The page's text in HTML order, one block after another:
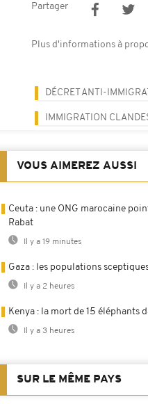
Partager
Plus d'informations à
DÉCRET ANTI-
IMMIGRATION
VOUS AIMEREZ AUSSI
Ceuta : une ONG marocaine
Rabat
Il y a 19 minutes
Gaza : les populations
Il y a 2 heures
Kenya : la mort de 15 éléphants
Il y a 3 heures
SUR LE MÊME PAYS